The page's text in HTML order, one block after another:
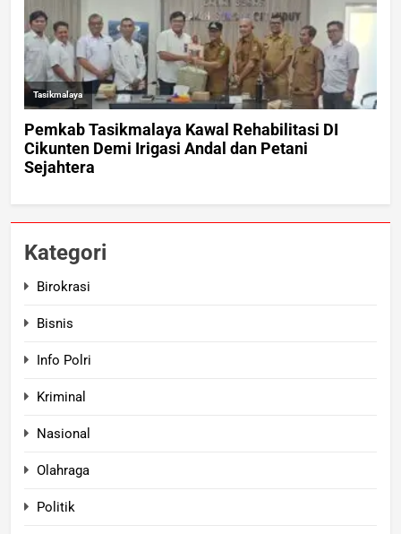
Kategori
Birokrasi
Bisnis
Info Polri
Kriminal
Nasional
Olahraga
Politik